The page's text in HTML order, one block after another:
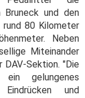
Bruneck und den
rund 80 Kilometer
Neben
Miteinander
Sektion. "Die
gelungenes
und